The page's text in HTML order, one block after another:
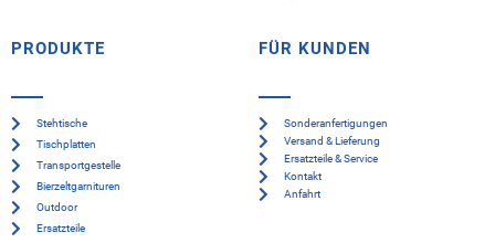
PRODUKTE
Stehtische
Tischplatten
Transportgestelle
Bierzeltgarnituren
Outdoor
Ersatzteile
FÜR KUNDEN
Sonderanfertigungen
Versand & Lieferung
Ersatzteile & Service
Kontakt
Anfahrt